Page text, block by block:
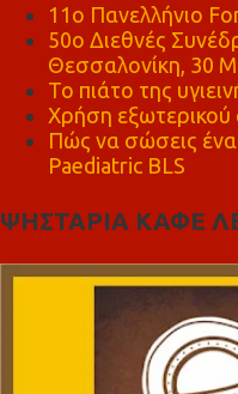
11ο Πανελλήνιο
50ο Διεθνές
Θεσσαλονίκη, 30
Το πιάτο της
Χρήση εξωτερικού
Πώς να σώσεις
Paediatric BLS
ΨΗΣΤΑΡΙΑ ΚΑΦΕ